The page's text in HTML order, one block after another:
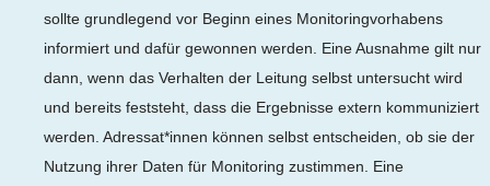
sollte grundlegend vor Beginn eines Monitoringvorhabens
informiert und dafür gewonnen werden. Eine Ausnahme gilt nur
dann, wenn das Verhalten der Leitung selbst untersucht wird
und bereits feststeht, dass die Ergebnisse extern kommuniziert
werden. Adressat*innen können selbst entscheiden, ob sie der
Nutzung ihrer Daten für Monitoring zustimmen. Eine